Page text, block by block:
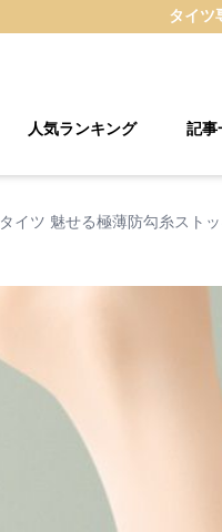
タイツ
人気ランキング 記事
タイツ 魅せる極薄防勾糸スト